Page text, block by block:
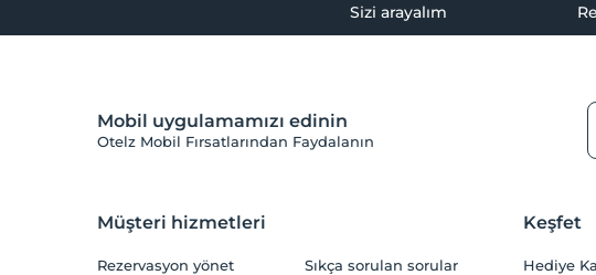
Sizi arayalım
Mobil uygulamamızı edinin
Otelz Mobil Fırsatlarından Faydalanın
Müşteri hizmetleri
Rezervasyon yönet
Sıkça sorulan sorular
Keşfet
Hediye